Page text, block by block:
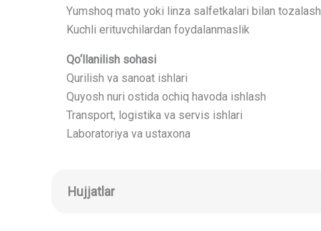
Yumshoq mato yoki linza salfetkalari bilan tozalash
Kuchli erituvchilardan foydalanmaslik
Qo‘llanilish sohasi
Qurilish va sanoat ishlari
Quyosh nuri ostida ochiq havoda ishlash
Transport, logistika va servis ishlari
Laboratoriya va ustaxona
Hujjatlar